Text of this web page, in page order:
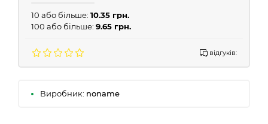
10 або більше: 10.35 грн.
100 або більше: 9.65 грн.
відгуків:
Виробник: noname